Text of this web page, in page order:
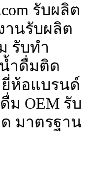
รับผลิต
านรับผลิต
รับทำ
ำดื่มติด
ห้อแบรนด์
ม OEM รับ
มาตรฐาน